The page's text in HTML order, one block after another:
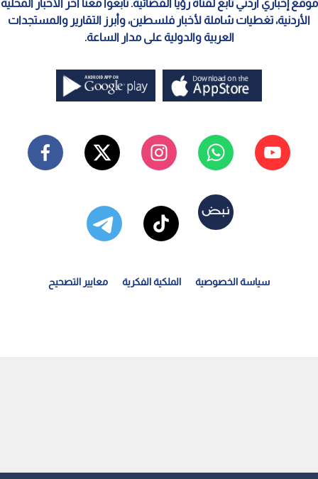
موقع إخباري أردني تابع لقناة رؤيا الفضائية. تابعوا معنا آخر الأخبار المحلية
الأردنية، تغطيات شاملة لأخبار فلسطين، وأبرز التقارير والمستجدات
العربية والدولية على مدار الساعة.
سياسة الخصوصية الملكية الفكرية معايير التصحيح